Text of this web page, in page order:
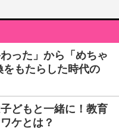
った」から「めちゃ
もたらした時代の
どもと一緒に！教育
ケとは？